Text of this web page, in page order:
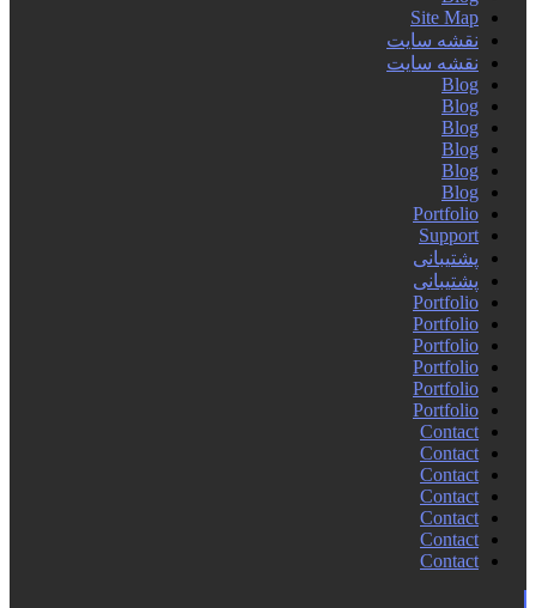
Site Map
نقشه سایت
نقشه سایت
Blog
Blog
Blog
Blog
Blog
Blog
Portfolio
Support
پشتیبانی
پشتیبانی
Portfolio
Portfolio
Portfolio
Portfolio
Portfolio
Portfolio
Contact
Contact
Contact
Contact
Contact
Contact
Contact